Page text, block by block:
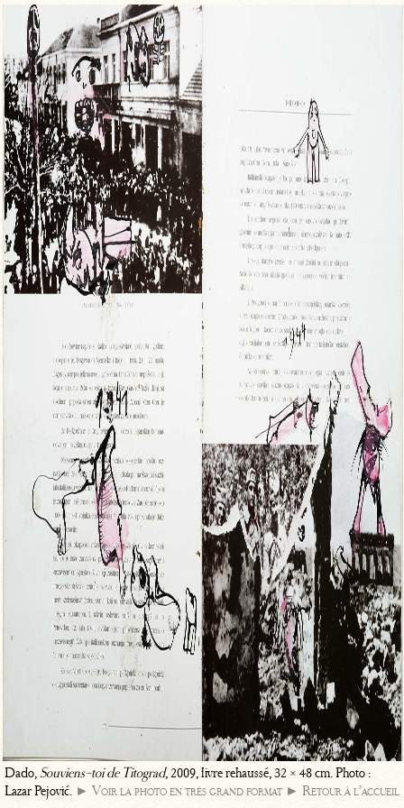
Dado,Souviens-toi de Titograd, 2009, livre rehaussé, 32 × 48 cm. Photo :
Lazar Pejović. ► Voir la photo en très grand format ► Retour à l’accueil